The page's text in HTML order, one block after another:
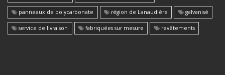
panneaux de polycarbonate région de Lanaudière galvanisé
service de livraison fabriquées sur mesure revêtements